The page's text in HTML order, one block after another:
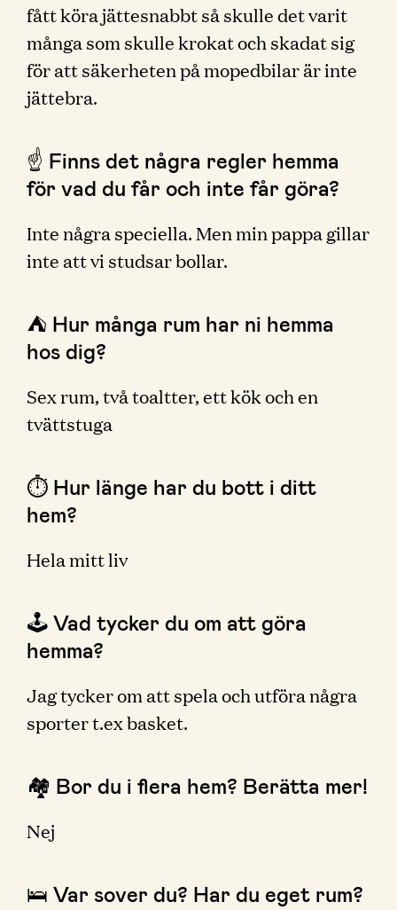
fått köra jättesnabbt så skulle det varit
många som skulle krokat och skadat sig
för att säkerheten på mopedbilar är inte
jättebra.
☝️ Finns det några regler hemma
för vad du får och inte får göra?
Inte några speciella. Men min pappa gillar
inte att vi studsar bollar.
⛺️ Hur många rum har ni hemma
hos dig?
Sex rum, två toaltter, ett kök och en
tvättstuga
⏱ Hur länge har du bott i ditt
hem?
Hela mitt liv
🕹 Vad tycker du om att göra
hemma?
Jag tycker om att spela och utföra några
sporter t.ex basket.
🏘 Bor du i flera hem? Berätta mer!
Nej
🛌 Var sover du? Har du eget rum?